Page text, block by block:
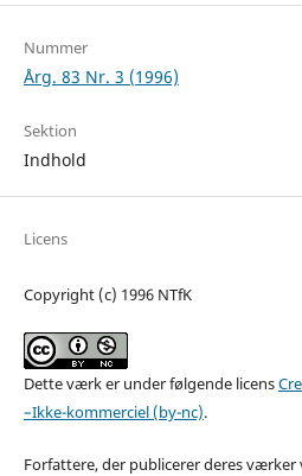
Nummer
Årg. 83 Nr. 3 (1996)
Sektion
Indhold
Licens
Copyright (c) 1996 NTfK
Dette værk er under følgende licens
–Ikke-kommerciel (by-nc).
Forfattere, der publicerer deres